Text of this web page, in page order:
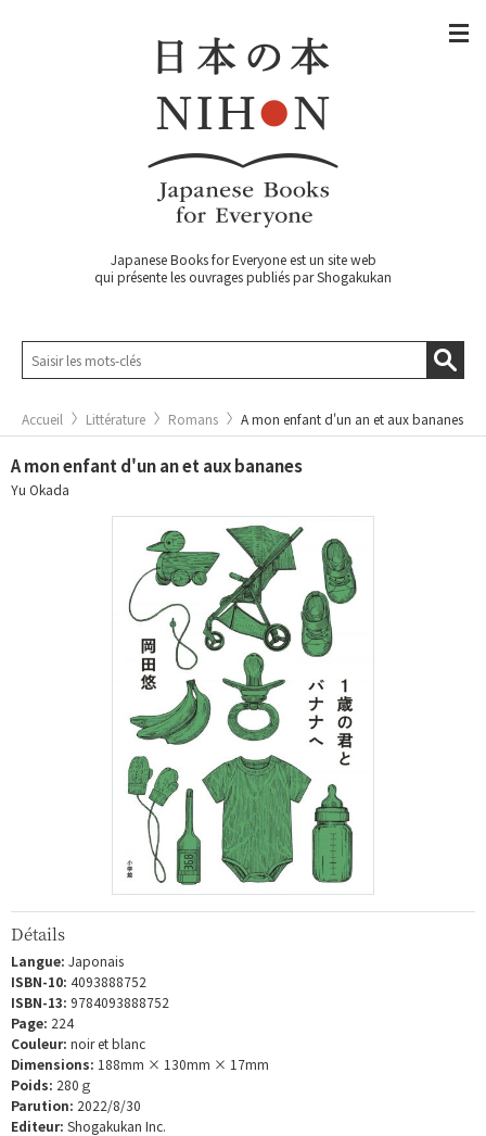
Japanese Books for Everyone est un site web
qui présente les ouvrages publiés par Shogakukan
Accueil Littérature Romans A mon enfant d'un an et aux bananes
A mon enfant d'un an et aux bananes
Yu Okada
Détails
Langue: Japonais
ISBN-10: 4093888752
ISBN-13: 9784093888752
Page: 224
Couleur: noir et blanc
Dimensions: 188mm × 130mm × 17mm
Poids: 280ｇ
Parution: 2022/8/30
Editeur: Shogakukan Inc.